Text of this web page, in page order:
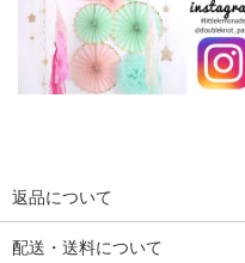
返品について
配送・送料について